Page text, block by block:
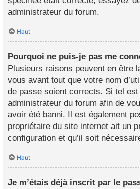
administrateur du forum.
Haut
Pourquoi ne puis-je pas me
Plusieurs raisons peuvent en être
vous avant tout que votre nom
de passe soient corrects. Si tel
administrateur du forum afin de
avoir été banni. Il est également
propriétaire du site internet ait un
configuration et qu’il soit
Haut
Je m’étais déjà inscrit par le